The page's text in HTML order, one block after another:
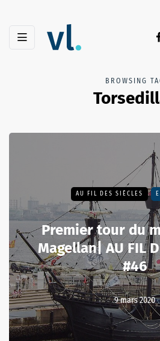
BROWSING
AU FIL DES SIÈCLES
Premier tour du
Magellan| AU FIL
#46
9 mars 2020